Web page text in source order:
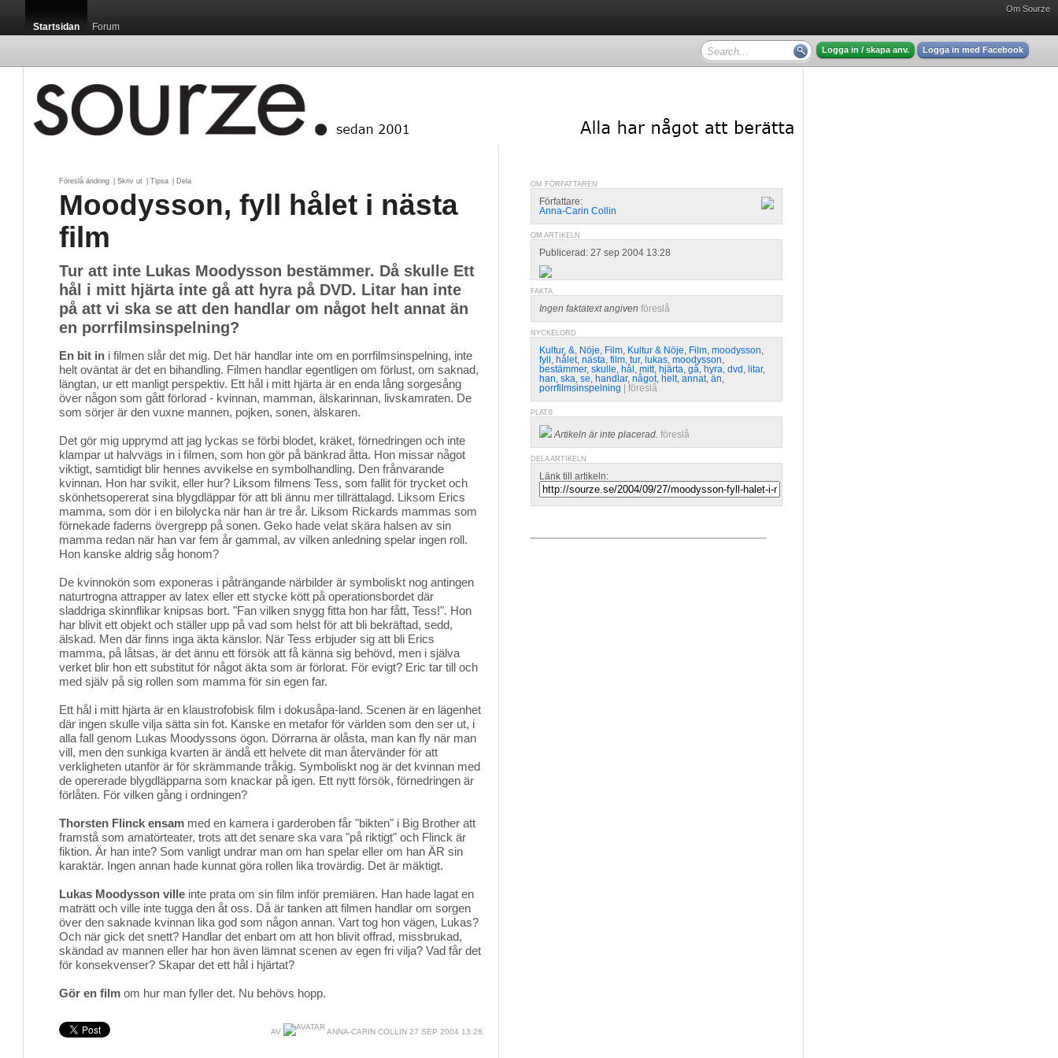
Om Sourze
Startsidan Forum
Logga in / skapa anv. Logga in med Facebook
Föreslå ändring Skriv ut Tipsa Dela
Moodysson, fyll hålet i nästa
film
Tur att inte Lukas Moodysson bestämmer. Då skulle Ett
hål i mitt hjärta inte gå att hyra på DVD. Litar han inte
på att vi ska se att den handlar om något helt annat än
en porrfilmsinspelning?
En bit in i filmen slår det mig. Det här handlar inte om en porrfilmsinspelning, inte
helt oväntat är det en bihandling. Filmen handlar egentligen om förlust, om saknad,
längtan, ur ett manligt perspektiv. Ett hål i mitt hjärta är en enda lång sorgesång
över någon som gått förlorad - kvinnan, mamman, älskarinnan, livskamraten. De
som sörjer är den vuxne mannen, pojken, sonen, älskaren.
Det gör mig upprymd att jag lyckas se förbi blodet, kräket, förnedringen och inte
klampar ut halvvägs in i filmen, som hon gör på bänkrad åtta. Hon missar något
viktigt, samtidigt blir hennes avvikelse en symbolhandling. Den frånvarande
kvinnan. Hon har svikit, eller hur? Liksom filmens Tess, som fallit för trycket och
skönhetsopererat sina blygdläppar för att bli ännu mer tillrättalagd. Liksom Erics
mamma, som dör i en bilolycka när han är tre år. Liksom Rickards mammas som
förnekade faderns övergrepp på sonen. Geko hade velat skära halsen av sin
mamma redan när han var fem år gammal, av vilken anledning spelar ingen roll.
Hon kanske aldrig såg honom?
De kvinnokön som exponeras i påträngande närbilder är symboliskt nog antingen
naturtrogna attrapper av latex eller ett stycke kött på operationsbordet där
sladdriga skinnflikar knipsas bort. "Fan vilken snygg fitta hon har fått, Tess!". Hon
har blivit ett objekt och ställer upp på vad som helst för att bli bekräftad, sedd,
älskad. Men där finns inga äkta känslor. När Tess erbjuder sig att bli Erics
mamma, på låtsas, är det ännu ett försök att få känna sig behövd, men i själva
verket blir hon ett substitut för något äkta som är förlorat. För evigt? Eric tar till och
med själv på sig rollen som mamma för sin egen far.
Ett hål i mitt hjärta är en klaustrofobisk film i dokusåpa-land. Scenen är en lägenhet
där ingen skulle vilja sätta sin fot. Kanske en metafor för världen som den ser ut, i
alla fall genom Lukas Moodyssons ögon. Dörrarna är olåsta, man kan fly när man
vill, men den sunkiga kvarten är ändå ett helvete dit man återvänder för att
verkligheten utanför är för skrämmande tråkig. Symboliskt nog är det kvinnan med
de opererade blygdläpparna som knackar på igen. Ett nytt försök, förnedringen är
förlåten. För vilken gång i ordningen?
Thorsten Flinck ensam med en kamera i garderoben får "bikten" i Big Brother att
framstå som amatörteater, trots att det senare ska vara "på riktigt" och Flinck är
fiktion. Är han inte? Som vanligt undrar man om han spelar eller om han ÄR sin
karaktär. Ingen annan hade kunnat göra rollen lika trovärdig. Det är mäktigt.
Lukas Moodysson ville inte prata om sin film inför premiären. Han hade lagat en
maträtt och ville inte tugga den åt oss. Då är tanken att filmen handlar om sorgen
över den saknade kvinnan lika god som någon annan. Vart tog hon vägen, Lukas?
Och när gick det snett? Handlar det enbart om att hon blivit offrad, missbrukad,
skändad av mannen eller har hon även lämnat scenen av egen fri vilja? Vad får det
för konsekvenser? Skapar det ett hål i hjärtat?
Gör en film om hur man fyller det. Nu behövs hopp.
AV ANNA-CARIN COLLIN 27 SEP 2004 13:28
OM FÖRFATTAREN
Författare:
Anna-Carin Collin
OM ARTIKELN
Publicerad: 27 sep 2004 13:28
FAKTA
Ingen faktatext angiven föreslå
NYCKELORD
Kultur, &, Nöje, Film, Kultur & Nöje, Film, moodysson,
fyll , hålet, nästa, film, tur, lukas, moodysson,
bestämmer, skulle, hål , mitt, hjärta, gå, hyra, dvd , litar,
han, ska, se, handlar, något, helt, annat, än,
porrfilmsinspelning
föreslå
PLATS
Artikeln är inte placerad. föreslå
DELA ARTIKELN
Länk till artikeln: